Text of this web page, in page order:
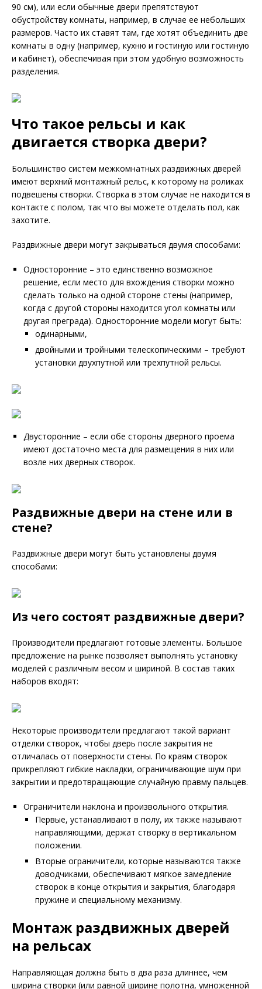
90 см), или если обычные двери препятствуют
обустройству комнаты, например, в случае ее небольших
размеров. Часто их ставят там, где хотят объединить две
комнаты в одну (например, кухню и гостиную или гостиную
и кабинет), обеспечивая при этом удобную возможность
разделения.
Что такое рельсы и как
двигается створка двери?
Большинство систем межкомнатных раздвижных дверей
имеют верхний монтажный рельс, к которому на роликах
подвешены створки. Створка в этом случае не находится в
контакте с полом, так что вы можете отделать пол, как
захотите.
Раздвижные двери могут закрываться двумя способами:
Односторонние – это единственно возможное
решение, если место для вхождения створки можно
сделать только на одной стороне стены (например,
когда с другой стороны находится угол комнаты или
другая преграда). Односторонние модели могут быть:
одинарными,
двойными и тройными телескопическими – требуют
установки двухпутной или трехпутной рельсы.
Двусторонние – если обе стороны дверного проема
имеют достаточно места для размещения в них или
возле них дверных створок.
Раздвижные двери на стене или в
стене?
Раздвижные двери могут быть установлены двумя
способами:
Из чего состоят раздвижные двери?
Производители предлагают готовые элементы. Большое
предложение на рынке позволяет выполнять установку
моделей с различным весом и шириной. В состав таких
наборов входят:
Некоторые производители предлагают такой вариант
отделки створок, чтобы дверь после закрытия не
отличалась от поверхности стены. По краям створок
прикрепляют гибкие накладки, ограничивающие шум при
закрытии и предотвращающие случайную правму пальцев.
Ограничители наклона и произвольного открытия.
Первые, устанавливают в полу, их также называют
направляющими, держат створку в вертикальном
положении.
Вторые ограничители, которые называются также
доводчиками, обеспечивают мягкое замедление
створок в конце открытия и закрытия, благодаря
пружине и специальному механизму.
Монтаж раздвижных дверей
на рельсах
Направляющая должна быть в два раза длиннее, чем
ширина створки (или равной ширине полотна, умноженной